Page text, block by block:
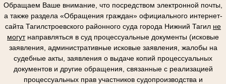
Обращаем Ваше внимание, что посредством электронной почты,
а также раздела «Обращения граждан» официального интернет-
сайта Тагилстроевского районного суда города Нижний Тагил не
могутнаправляться в суд процессуальные документы (исковые
заявления, административные исковые заявления, жалобы на
судебные акты, заявления о выдаче копий процессуальных
документов и другие обращения, связанные с реализацией
процессуальных прав участников судопроизводства и